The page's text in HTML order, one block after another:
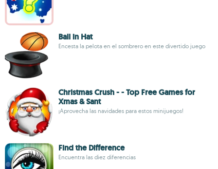
Ball in Hat
Encesta la pelota en el sombrero en este divertido juego
Christmas Crush - - Top Free Games for
Xmas & Sant
¡Aprovecha las navidades para estos minijuegos!
Find the Difference
Encuentra las diez diferencias